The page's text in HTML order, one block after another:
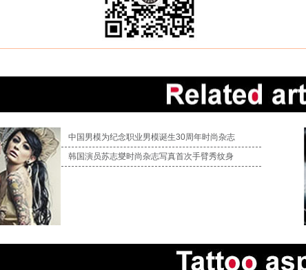
中国男模为纪念职业男模诞生30周年时尚杂志
韩国演员苏志燮时尚杂志写真首次手臂秀纹身